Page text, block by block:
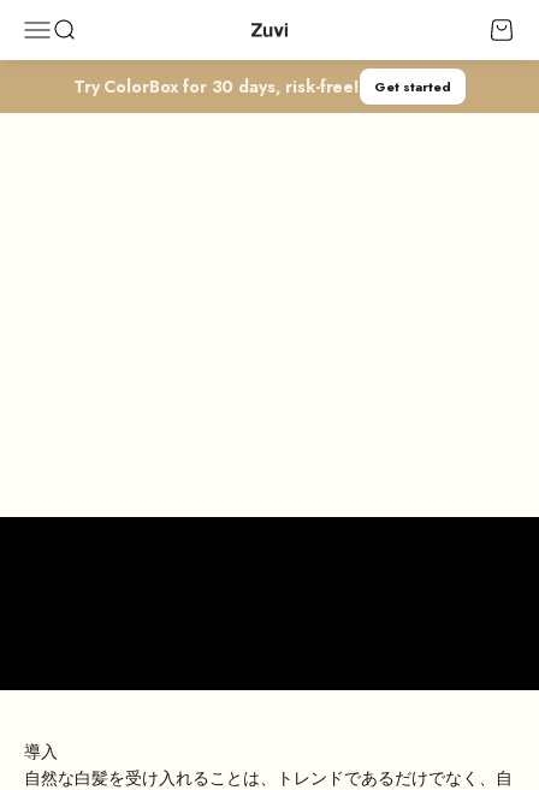
メニューを開く
検索を開く Zuvi カー
Try ColorBox for 30 days, risk-free! Get started
導入
自然な白髪を受け入れることは、トレンドであるだけでなく、自